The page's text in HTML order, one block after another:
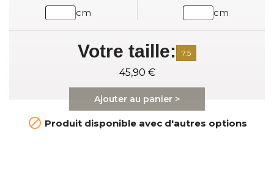
cm cm
Votre taille: 7.5
45,90 €
Ajouter au panier >
 Produit disponible avec d'autres options